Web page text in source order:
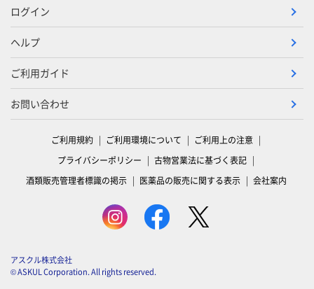
ログイン
ヘルプ
ご利用ガイド
お問い合わせ
ご利用規約 ご利用環境について
ご利用上の注意
プライバシーポリシー
古物営業法に基づく表記
酒類販売管理者標識の掲示
医薬品の販売に関する表示 会社案内
アスクル株式会社
© ASKUL Corporation. All rights reserved.